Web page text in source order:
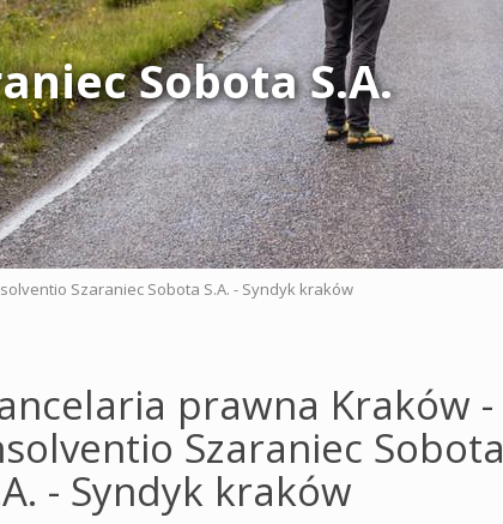
Sobota S.A.
Szaraniec Sobota S.A. - Syndyk kraków
prawna Kraków -
Szaraniec Sobota
- Syndyk kraków